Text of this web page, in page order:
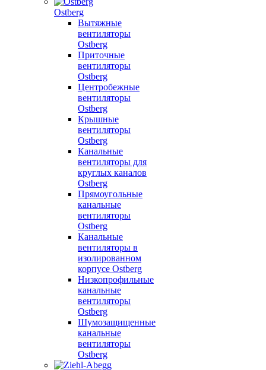
Ostberg
Вытяжные
вентиляторы
Ostberg
Приточные
вентиляторы
Ostberg
Центробежные
вентиляторы
Ostberg
Крышные
вентиляторы
Ostberg
Канальные
вентиляторы для
круглых каналов
Ostberg
Прямоугольные
канальные
вентиляторы
Ostberg
Канальные
вентиляторы в
изолированном
корпусе Ostberg
Низкопрофильные
канальные
вентиляторы
Ostberg
Шумозащищенные
канальные
вентиляторы
Ostberg